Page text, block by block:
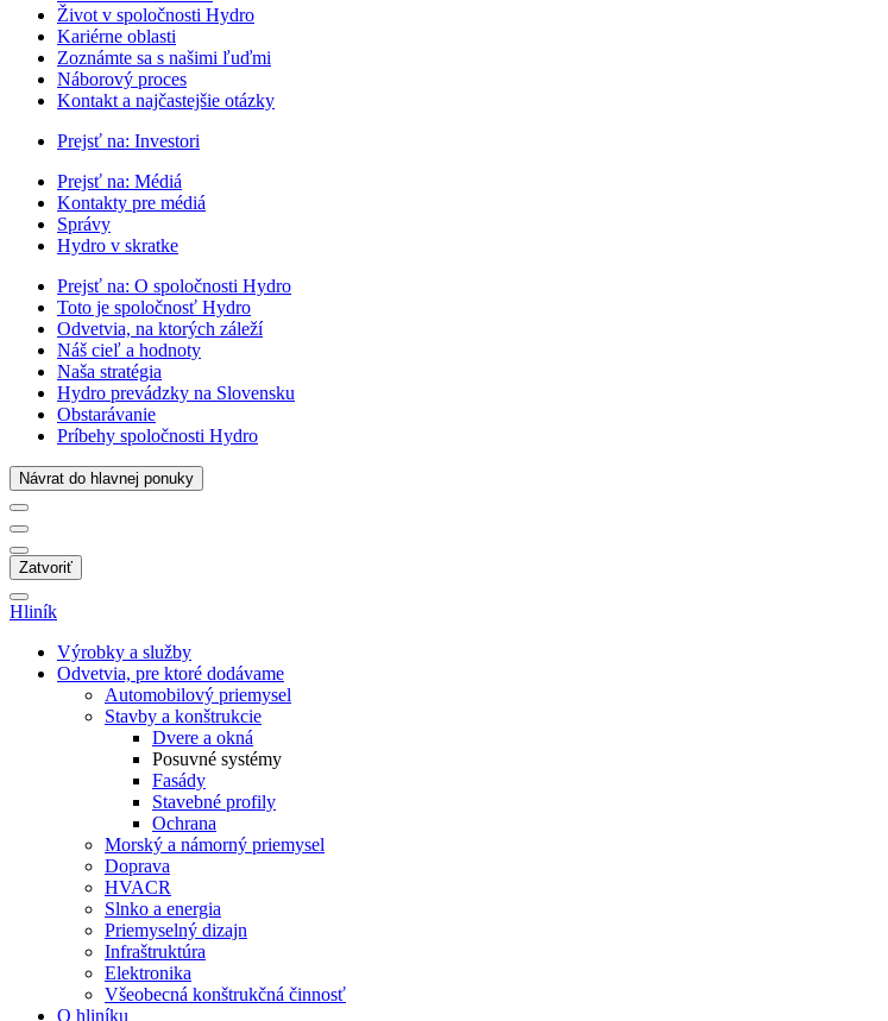
Život v spoločnosti Hydro
Kariérne oblasti
Zoznámte sa s našimi ľuďmi
Náborový proces
Kontakt a najčastejšie otázky
Prejsť na: Investori
Prejsť na: Médiá
Kontakty pre médiá
Správy
Hydro v skratke
Prejsť na: O spoločnosti Hydro
Toto je spoločnosť Hydro
Odvetvia, na ktorých záleží
Náš cieľ a hodnoty
Naša stratégia
Hydro prevádzky na Slovensku
Obstarávanie
Príbehy spoločnosti Hydro
Návrat do hlavnej ponuky
Zatvoriť
Hliník
Výrobky a služby
Odvetvia, pre ktoré dodávame
Automobilový priemysel
Stavby a konštrukcie
Dvere a okná
Posuvné systémy
Fasády
Stavebné profily
Ochrana
Morský a námorný priemysel
Doprava
HVACR
Slnko a energia
Priemyselný dizajn
Infraštruktúra
Elektronika
Všeobecná konštrukčná činnosť
O hliníku